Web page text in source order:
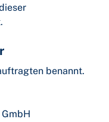
benannt.